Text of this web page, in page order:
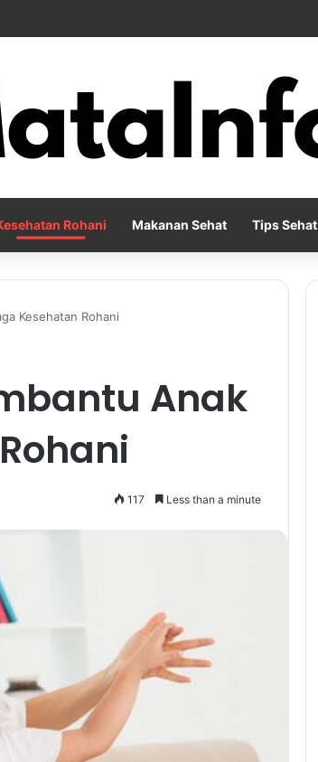
Lebih Rileks dan Emosi Tetap Seimbang
Rohani Makanan Sehat Tips Sehat
Kesehatan Rohani
Anak
117 Less than a minute